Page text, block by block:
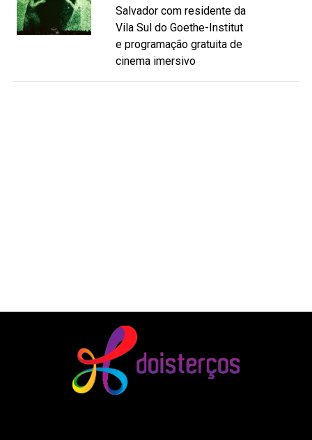
Salvador com residente da
Vila Sul do Goethe-Institut
e programação gratuita de
cinema imersivo